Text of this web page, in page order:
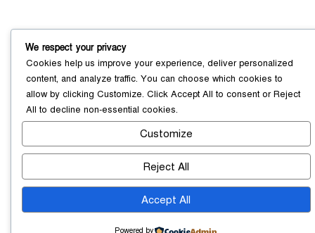
সোনারগাঁয়ে পরিত্যক্ত উন্নয়ন প্রকল্প:
ঠিকাদারের গাফিলতি নাকি তদারকির অভাব
০২ আগস্ট ২০২৬
নারায়ণগঞ্জে জাতীয় যুব শক্তির নতুন কমিটি,
নেতৃত্বে বাঁধন-ইমন
We respect your privacy
Cookies help us improve your experience, deliver personalized
content, and analyze traffic. You can choose which cookies to
allow by clicking Customize. Click Accept All to consent orReject
All to decline non-essential cookies.
Customize
Reject All
Accept All
Powered by